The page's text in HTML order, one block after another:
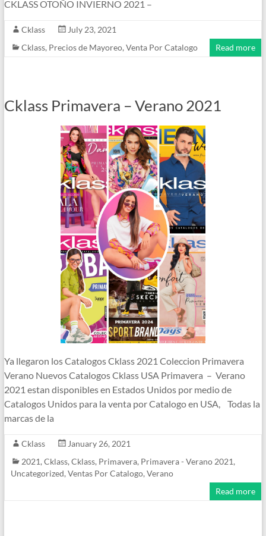
CKLASS OTOÑO INVIERNO 2021 –
Cklass
July 23, 2021
Cklass, Precios de Mayoreo, Venta Por Catalogo Read more
Cklass Primavera – Verano 2021
Ya llegaron los Catalogos Cklass 2021 Coleccion Primavera
Verano Nuevos Catalogos Cklass USA Primavera – Verano
2021 estan disponibles en Estados Unidos por medio de
Catalogos Unidos para la venta por Catalogo en USA, Todas la
marcas de la
Cklass
January 26, 2021
2021, Cklass, Cklass, Primavera, Primavera - Verano 2021,
Uncategorized, Ventas Por Catalogo, Verano
Read more